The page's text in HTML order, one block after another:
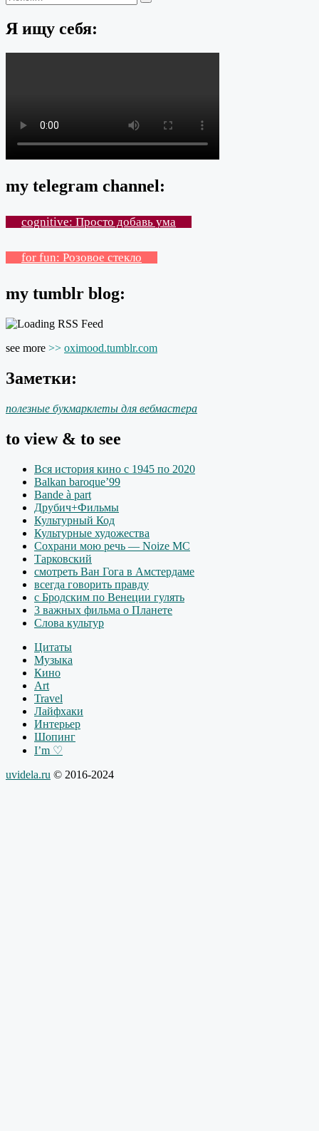
Поиск
Я ищу себя:
my telegram channel:
cognitive: Просто добавь ума
for fun: Розовое стекло
my tumblr blog:
see more >> oximood.tumblr.com
Заметки:
полезные букмарклеты для вебмастера
to view & to see
Вся история кино с 1945 по 2020
Balkan baroque’99
Bande à part
Друбич+Фильмы
Культурный Код
Культурные художества
Сохрани мою речь — Noize MC
Тарковский
смотреть Ван Гога в Амстердаме
всегда говорить правду
с Бродским по Венеции гулять
3 важных фильма о Планете
Слова культур
Цитаты
Музыка
Кино
Art
Travel
Лайфхаки
Интерьер
Шопинг
I’m ♡
uvidela.ru © 2016-2024